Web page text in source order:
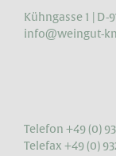
Kühngasse 1 | D-
info@weingut-
Telefon +49 (0)
Telefax +49 (0)